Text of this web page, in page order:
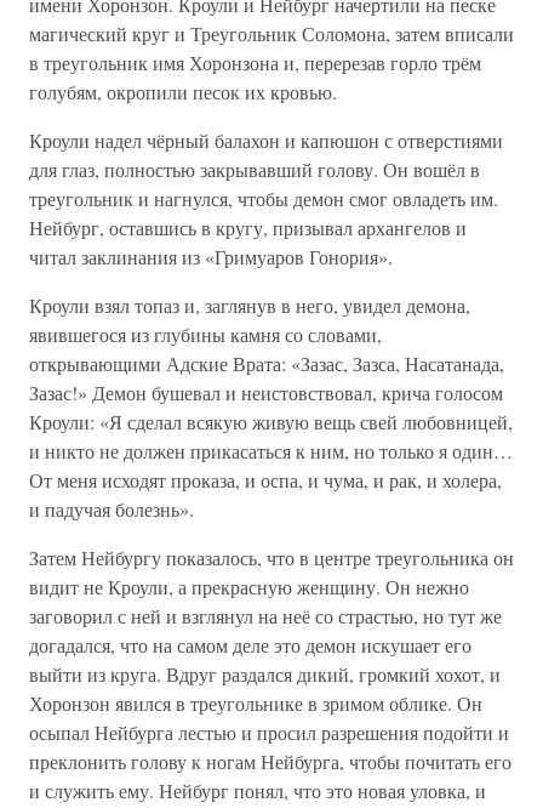
магический круг и Треугольник Соломона, затем вписали
в треугольник имя Хоронзона и, перерезав горло трём
голубям, окропили песок их кровью.
Кроули надел чёрный балахон и капюшон с отверстиями
для глаз, полностью закрывавший голову. Он вошёл в
треугольник и нагнулся, чтобы демон смог овладеть им.
Нейбург, оставшись в кругу, призывал архангелов и
читал заклинания из «Гримуаров Гонория».
Кроули взял топаз и, заглянув в него, увидел демона,
явившегося из глубины камня со словами,
открывающими Адские Врата: «Зазас, Зазса, Насатанада,
Зазас!» Демон бушевал и неистовствовал, крича голосом
Кроули: «Я сделал всякую живую вещь свей любовницей,
и никто не должен прикасаться к ним, но только я один…
От меня исходят проказа, и оспа, и чума, и рак, и холера,
и падучая болезнь».
Затем Нейбургу показалось, что в центре треугольника он
видит не Кроули, а прекрасную женщину. Он нежно
заговорил с ней и взглянул на неё со страстью, но тут же
догадался, что на самом деле это демон искушает его
выйти из круга. Вдруг раздался дикий, громкий хохот, и
Хоронзон явился в треугольнике в зримом облике. Он
осыпал Нейбурга лестью и просил разрешения подойти и
преклонить голову к ногам Нейбурга, чтобы почитать его
и служить ему. Нейбург понял, что это новая уловка, и